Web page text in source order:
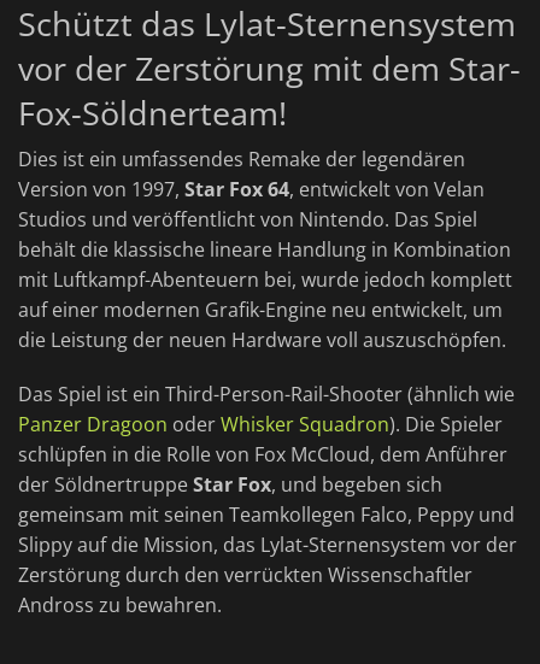
Schützt das Lylat-Sternensystem
vor der Zerstörung mit dem Star-
Fox-Söldnerteam!
Dies ist ein umfassendes Remake der legendären
Version von 1997, Star Fox 64, entwickelt von Velan
Studios und veröffentlicht von Nintendo. Das Spiel
behält die klassische lineare Handlung in Kombination
mit Luftkampf-Abenteuern bei, wurde jedoch komplett
auf einer modernen Grafik-Engine neu entwickelt, um
die Leistung der neuen Hardware voll auszuschöpfen.
Das Spiel ist ein Third-Person-Rail-Shooter (ähnlich wie
Panzer Dragoon oderWhisker Squadron). Die Spieler
schlüpfen in die Rolle von Fox McCloud, dem Anführer
der SöldnertruppeStar Fox, und begeben sich
gemeinsam mit seinen Teamkollegen Falco, Peppy und
Slippy auf die Mission, das Lylat-Sternensystem vor der
Zerstörung durch den verrückten Wissenschaftler
Andross zu bewahren.